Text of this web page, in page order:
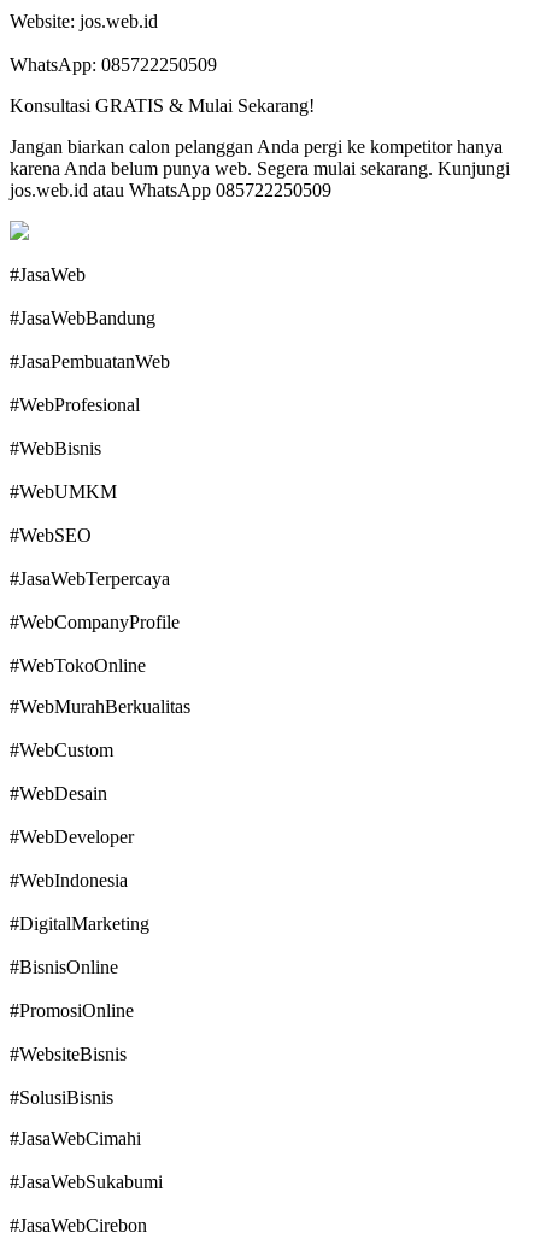
Website: jos.web.id
WhatsApp: 085722250509
Konsultasi GRATIS & Mulai Sekarang!
Jangan biarkan calon pelanggan Anda pergi ke kompetitor hanya
karena Anda belum punya web. Segera mulai sekarang. Kunjungi
jos.web.id atau WhatsApp 085722250509
#JasaWeb
#JasaWebBandung
#JasaPembuatanWeb
#WebProfesional
#WebBisnis
#WebUMKM
#WebSEO
#JasaWebTerpercaya
#WebCompanyProfile
#WebTokoOnline
#WebMurahBerkualitas
#WebCustom
#WebDesain
#WebDeveloper
#WebIndonesia
#DigitalMarketing
#BisnisOnline
#PromosiOnline
#WebsiteBisnis
#SolusiBisnis
#JasaWebCimahi
#JasaWebSukabumi
#JasaWebCirebon